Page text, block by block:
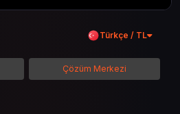
çalışacaktır. Tüm
of Duty evreninin
steam hediye kartı
da bahsedilecektir.
Türkçe / TL
Çözüm Merkezi